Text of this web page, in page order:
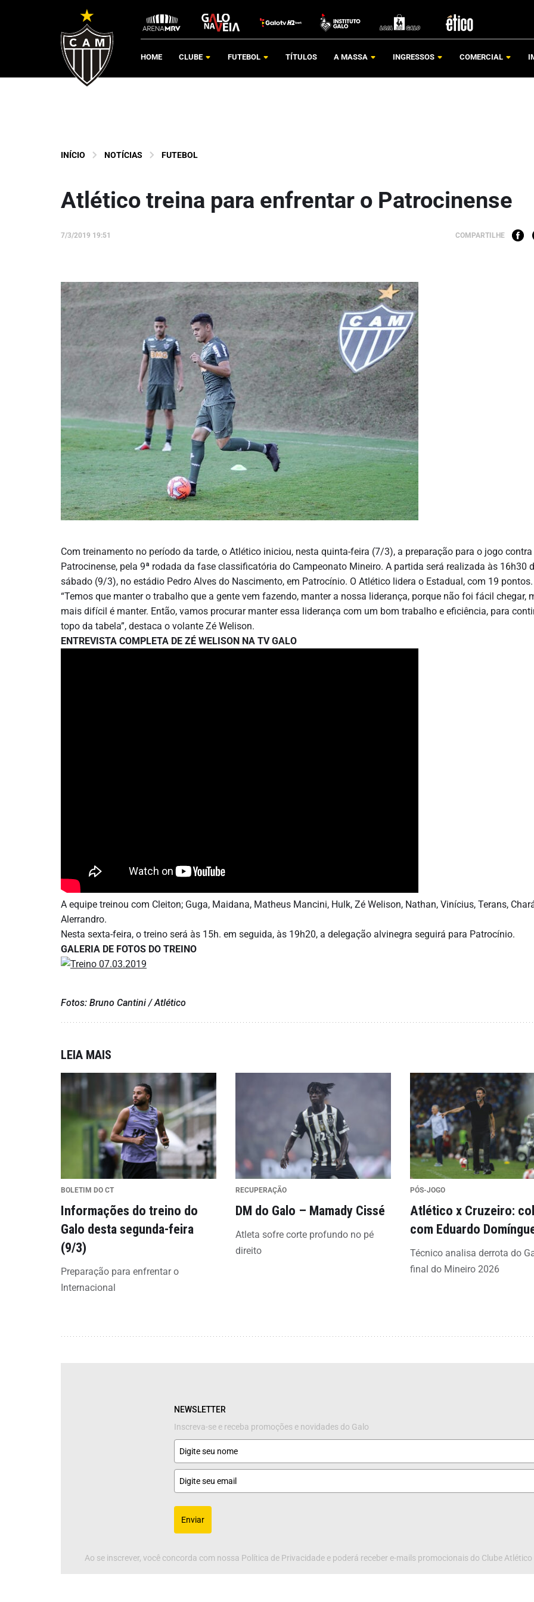
HOME CLUBE FUTEBOL TÍTULOS A MASSA INGRESSOS COMERCIAL
INÍCIO NOTÍCIAS FUTEBOL
Atlético treina para enfrentar o Patrocinense
7/3/2019 19:51 COMPARTILHE
Com treinamento no período da tarde, o Atlético iniciou, nesta quinta-feira (7/3), a preparação para o jogo contra
Patrocinense, pela 9ª rodada da fase classificatória do Campeonato Mineiro. A partida será realizada às 16h30
sábado (9/3), no estádio Pedro Alves do Nascimento, em Patrocínio. O Atlético lidera o Estadual, com 19 pontos.
“Temos que manter o trabalho que a gente vem fazendo, manter a nossa liderança, porque não foi fácil chegar,
mais difícil é manter. Então, vamos procurar manter essa liderança com um bom trabalho e eficiência, para
topo da tabela”, destaca o volante Zé Welison.
ENTREVISTA COMPLETA DE ZÉ WELISON NA TV GALO
A equipe treinou com Cleiton; Guga, Maidana, Matheus Mancini, Hulk, Zé Welison, Nathan, Vinícius, Terans,
Alerrandro.
Nesta sexta-feira, o treino será às 15h. em seguida, às 19h20, a delegação alvinegra seguirá para Patrocínio.
GALERIA DE FOTOS DO TREINO
Fotos: Bruno Cantini / Atlético
LEIA MAIS
BOLETIM DO CT
Informações do treino do
Galo desta segunda-feira
(9/3)
Preparação para enfrentar o
Internacional
RECUPERAÇÃO
DM do Galo – Mamady Cissé
Atleta sofre corte profundo no pé
direito
PÓS-JOGO
Atlético x Cruzeiro:
com Eduardo
Técnico analisa derrota do
final do Mineiro 2026
NEWSLETTER
Inscreva-se e receba promoções e novidades do Galo
Enviar
Ao se inscrever, você concorda com nossa Política de Privacidade e poderá receber e-mails promocionais do Clube